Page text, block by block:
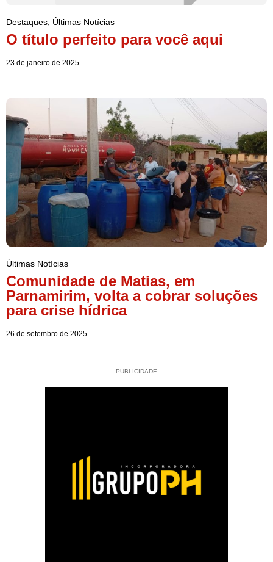
Destaques Últimas Notícias
O título perfeito para você aqui
23 de janeiro de 2025
Últimas Notícias
Comunidade de Matias, em
Parnamirim, volta a cobrar soluções
para crise hídrica
26 de setembro de 2025
PUBLICIDADE